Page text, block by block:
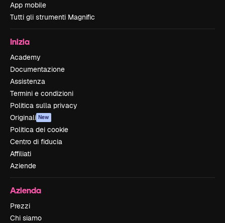
App mobile
Tutti gli strumenti Magnific
Inizia
Academy
Documentazione
Assistenza
Termini e condizioni
Politica sulla privacy
Originali New
Politica dei cookie
Centro di fiducia
Affiliati
Aziende
Azienda
Prezzi
Chi siamo